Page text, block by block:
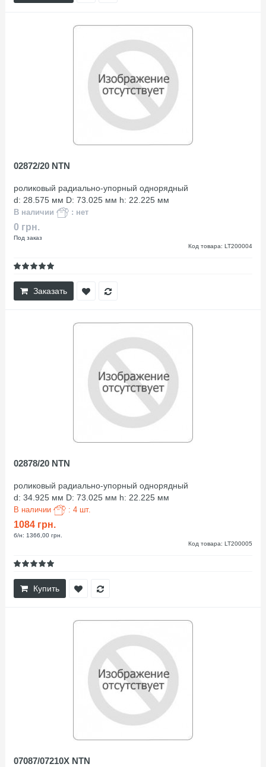
02872/20 NTN
роликовый радиально-упорный однорядный
d: 28.575 мм D: 73.025 мм h: 22.225 мм
В наличии : нет
0 грн.
Под заказ
Код товара: LT200004
Заказать
02878/20 NTN
роликовый радиально-упорный однорядный
d: 34.925 мм D: 73.025 мм h: 22.225 мм
В наличии : 4 шт.
1084 грн.
б/н: 1366,00 грн.
Код товара: LT200005
Купить
07087/07210X NTN